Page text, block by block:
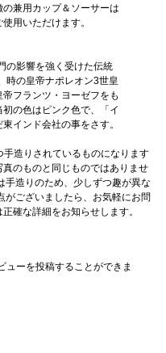
兼用カップ＆ソーサーは
用いただけます。
の影響を強く受けた伝統
時の皇帝ナポレオン3世皇
フランツ・ヨーゼフをも
の色はピンク色で、「イ
インド会社の事をさす。
造りされているものになります
のものと同じものではありませ
手造りのため、少しずつ趣が異な
がございましたら、お気軽にお問
確な詳細をお知らせします。
ューを投稿することができま